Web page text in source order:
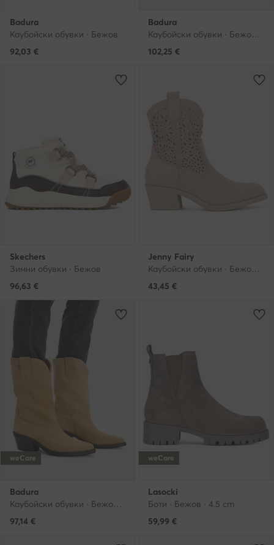
Badura
Каубойски обувки · Бежов
92,03 €
Badura
Каубойски обувки · Бежов · 7 cm
102,25 €
Skechers
Зимни обувки · Бежов
96,63 €
Jenny Fairy
Каубойски обувки · Бежов · 5 cm
43,45 €
weCare
Badura
Каубойски обувки · Бежов · 6 cm
97,14 €
weCare
Lasocki
Боти · Бежов · 4.5 cm
59,99 €